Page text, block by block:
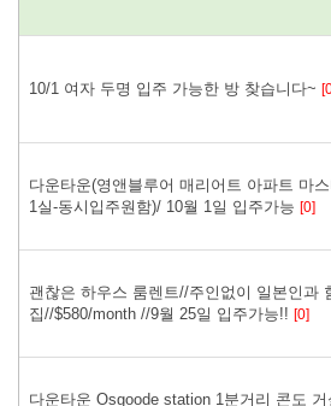
10/1 여자 두명 입주 가능한 방 찾습니다~
다운타운(영앤블루어 매리어트 아파트 마
1실-동시입주원함)/ 10월 1일 입주가능 [0]
괜찮은 하우스 룸렌트//주인없이 일본인과
집//$580/month //9월 25일 입주가능!! [0]
다운타운 Osgoode station 1분거리 콘도